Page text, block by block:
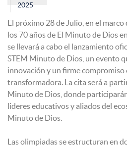
2025
El próximo 28 de Julio, en el
los 70 años de El Minuto de Dios
se llevará a cabo el lanzamiento
STEM Minuto de Dios, un evento
innovación y un firme compromiso
transformadora. La cita será a
Minuto de Dios, donde
lideres educativos y aliados del
Minuto de Dios.
Las olimpiadas se estructuran en